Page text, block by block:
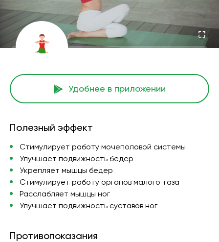
Удобнее в приложении
Полезный эффект
Стимулирует работу мочеполовой системы
Улучшает подвижность бедер
Укрепляет мышцы бедер
Стимулирует работу органов малого таза
Расслабляет мышцы ног
Улучшает подвижность суставов ног
Противопоказания